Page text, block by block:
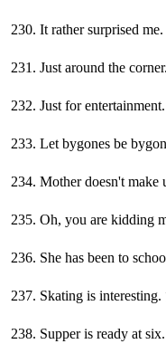
230. It rather surprised
231. Just around the
232. Just for
233. Let bygones be
234. Mother doesn't
235. Oh, you are kidding
236. She has been to
237. Skating is
238. Supper is ready at